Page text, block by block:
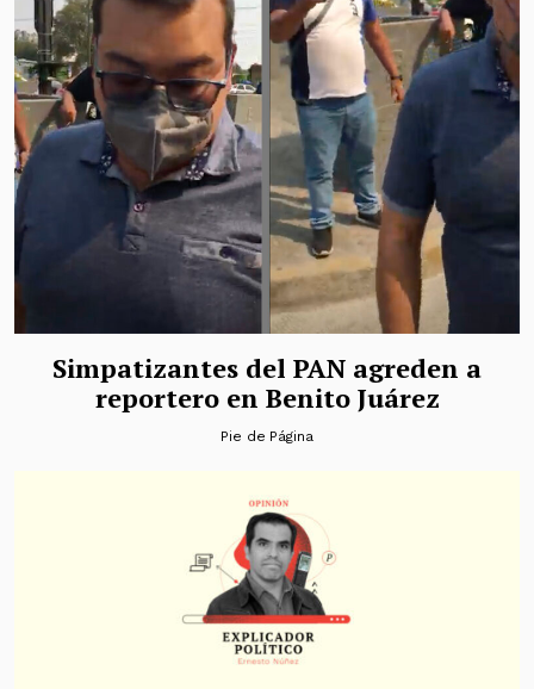
Simpatizantes del PAN agreden a
reportero en Benito Juárez
Pie de Página